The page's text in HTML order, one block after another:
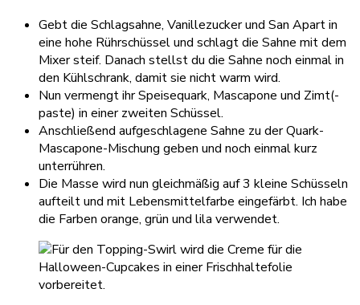
Gebt die Schlagsahne, Vanillezucker und San Apart in
eine hohe Rührschüssel und schlagt die Sahne mit dem
Mixer steif. Danach stellst du die Sahne noch einmal in
den Kühlschrank, damit sie nicht warm wird.
Nun vermengt ihr Speisequark, Mascapone und Zimt(-
paste) in einer zweiten Schüssel.
Anschließend aufgeschlagene Sahne zu der Quark-
Mascapone-Mischung geben und noch einmal kurz
unterrühren.
Die Masse wird nun gleichmäßig auf 3 kleine Schüsseln
aufteilt und mit Lebensmittelfarbe eingefärbt. Ich habe
die Farben orange, grün und lila verwendet.